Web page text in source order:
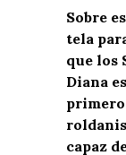
Sobre
tela
que los
Diana
capaz